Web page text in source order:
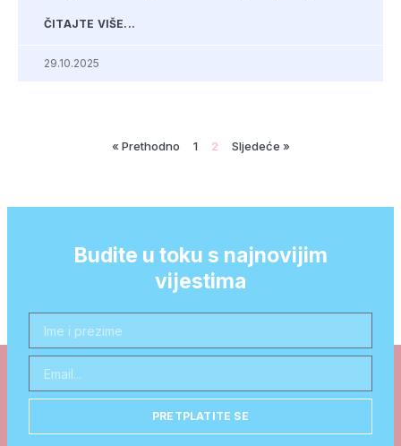
ČITAJTE VIŠE...
29.10.2025
« Prethodno 1 2 Sljedeće »
Budite u toku s najnovijim
vijestima
PRETPLATITE SE